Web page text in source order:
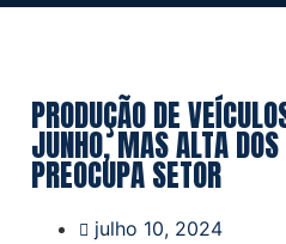
PRODUÇÃO DE
JUNHO, MAS ALTA
PREOCUPA SETOR
julho 10, 2024